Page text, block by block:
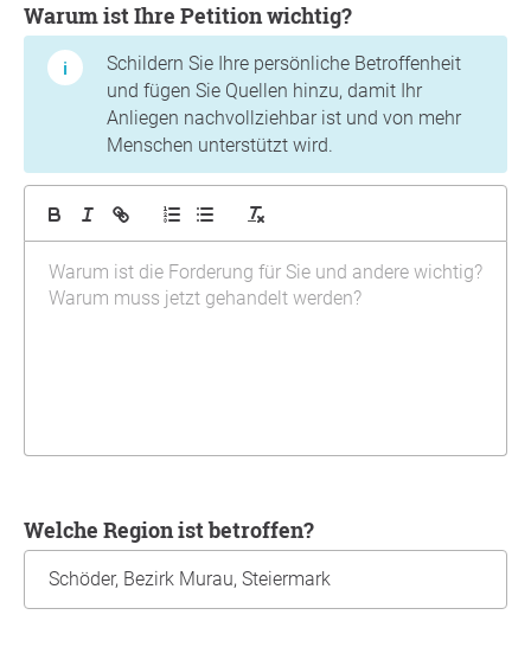
Warum ist Ihre Petition wichtig?
Schildern Sie Ihre persönliche Betroffenheit
und fügen Sie Quellen hinzu, damit Ihr
Anliegen nachvollziehbar ist und von mehr
Menschen unterstützt wird.
Welche Region ist betroffen?